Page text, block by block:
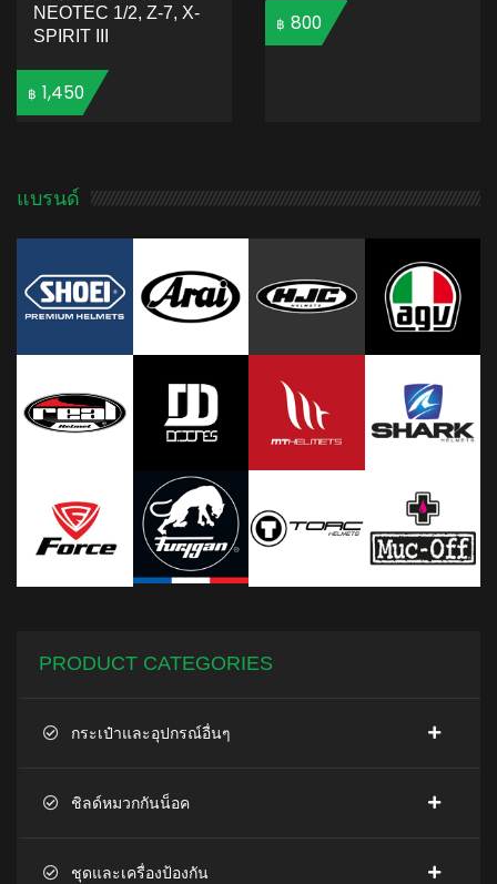
NEOTEC 1/2, Z-7, X-
SPIRIT III
฿ 1,450
฿ 800
แบรนด์
PRODUCT CATEGORIES
กระเป๋าและอุปกรณ์อื่นๆ
ชิลด์หมวกกันน็อค
ชุดและเครื่องป้องกัน